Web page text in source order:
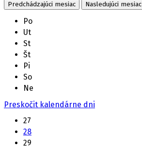
Predchádzajúci mesiac Nasledujúci mesiac
Po
Ut
St
Št
Pi
So
Ne
Preskočit kalendárne dni
27
28
29